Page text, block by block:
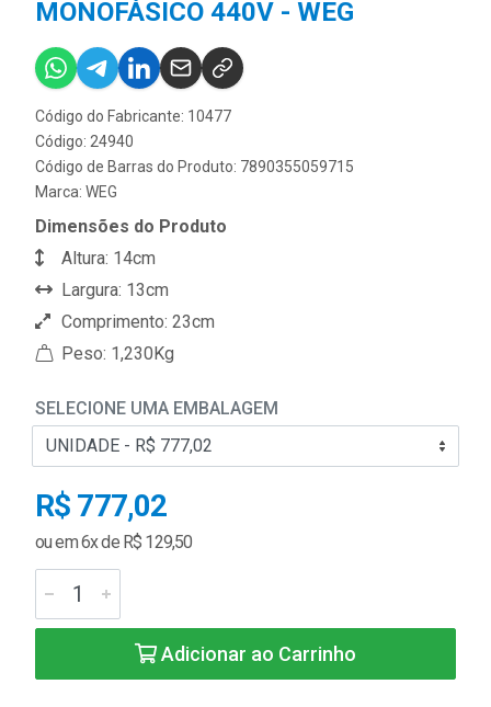
MONOFÁSICO 440V - WEG
Código do Fabricante: 10477
Código: 24940
Código de Barras do Produto: 7890355059715
Marca: WEG
Dimensões do Produto
Altura: 14cm
Largura: 13cm
Comprimento: 23cm
Peso: 1,230Kg
SELECIONE UMA EMBALAGEM
R$ 777,02
ou em 6x de R$ 129,50
Adicionar ao Carrinho